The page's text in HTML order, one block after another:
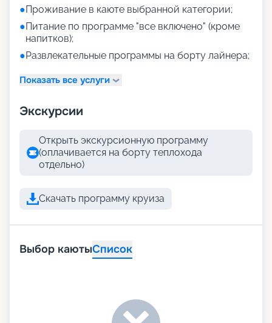
●Проживание в каюте выбранной категории;
●Питание по программе "все включено" (кроме
напитков);
●Развлекательные программы на борту лайнера;
Показать все услуги
Экскурсии
Открыть экскурсионную программу
(оплачивается на борту теплохода
отдельно)
Скачать программу круиза
Выбор каютыСписок